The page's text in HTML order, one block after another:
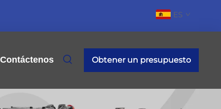
ES
Contáctenos Obtener un presupuesto